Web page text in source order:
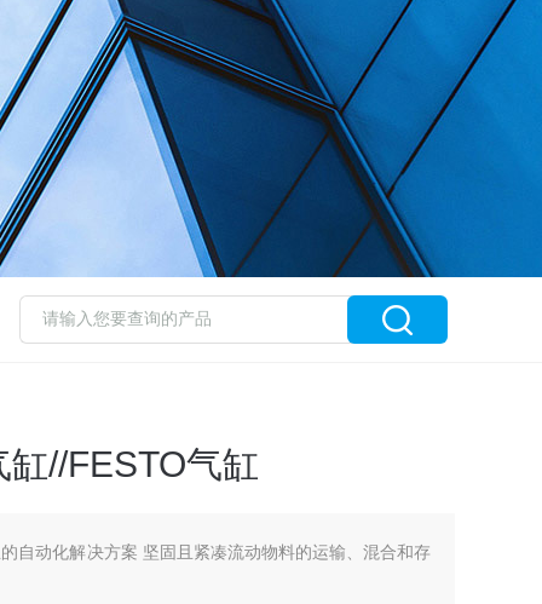
//FESTO气缸
自动化解决方案 坚固且紧凑流动物料的运输、混合和存